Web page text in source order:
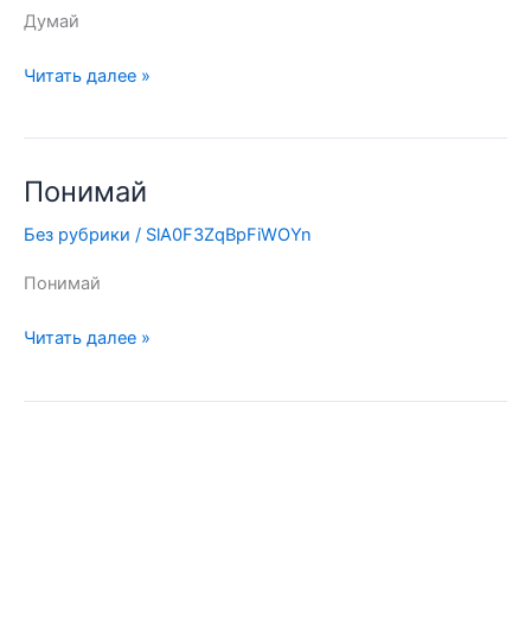
Думай
Читать далее »
Понимай
Без рубрики / SlA0F3ZqBpFiWOYn
Понимай
Понимай
Читать далее »